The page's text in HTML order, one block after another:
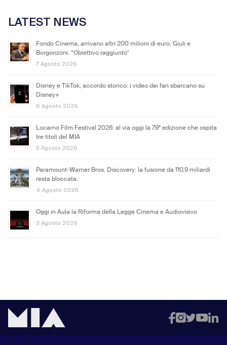
LATEST NEWS
Fondo Cinema, arrivano altri 200 milioni di euro. Giuli e
Borgonzoni: “Obiettivo raggiunto”
7 Agosto 2026
Disney e TikTok, accordo storico: i video dei fan sbarcano su
Disney+
6 Agosto 2026
Locarno Film Festival 2026: al via oggi la 79ª edizione che ospita
tre titoli del MIA
5 Agosto 2026
Paramount-Warner Bros. Discovery: la fusione da 110,9 miliardi
resta bloccata.
4 Agosto 2026
Oggi in Aula la Riforma della Legge Cinema e Audiovisivo
3 Agosto 2026